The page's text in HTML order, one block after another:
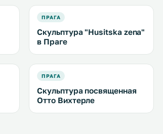
ПРАГА
Скульптура "Husitska zena"
в Праге
ПРАГА
Скульптура посвященная
Отто Вихтерле